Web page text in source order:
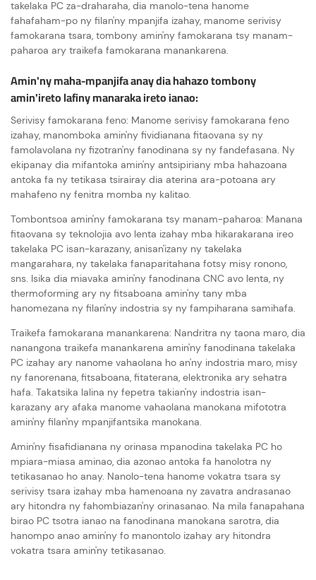
takelaka PC za-draharaha, dia manolo-tena hanome
fahafaham-po ny filan'ny mpanjifa izahay, manome serivisy
famokarana tsara, tombony amin'ny famokarana tsy manam-
paharoa ary traikefa famokarana manankarena.
Amin'ny maha-mpanjifa anay dia hahazo tombony
amin'ireto lafiny manaraka ireto ianao:
Serivisy famokarana feno: Manome serivisy famokarana feno
izahay, manomboka amin'ny fividianana fitaovana sy ny
famolavolana ny fizotran'ny fanodinana sy ny fandefasana. Ny
ekipanay dia mifantoka amin'ny antsipiriany mba hahazoana
antoka fa ny tetikasa tsirairay dia aterina ara-potoana ary
mahafeno ny fenitra momba ny kalitao.
Tombontsoa amin'ny famokarana tsy manam-paharoa: Manana
fitaovana sy teknolojia avo lenta izahay mba hikarakarana ireo
takelaka PC isan-karazany, anisan'izany ny takelaka
mangarahara, ny takelaka fanaparitahana fotsy misy ronono,
sns. Isika dia miavaka amin'ny fanodinana CNC avo lenta, ny
thermoforming ary ny fitsaboana amin'ny tany mba
hanomezana ny filan'ny indostria sy ny fampiharana samihafa.
Traikefa famokarana manankarena: Nandritra ny taona maro, dia
nanangona traikefa manankarena amin'ny fanodinana takelaka
PC izahay ary nanome vahaolana ho an'ny indostria maro, misy
ny fanorenana, fitsaboana, fitaterana, elektronika ary sehatra
hafa. Takatsika lalina ny fepetra takian'ny indostria isan-
karazany ary afaka manome vahaolana manokana mifototra
amin'ny filan'ny mpanjifantsika manokana.
Amin'ny fisafidianana ny orinasa mpanodina takelaka PC ho
mpiara-miasa aminao, dia azonao antoka fa hanolotra ny
tetikasanao ho anay. Nanolo-tena hanome vokatra tsara sy
serivisy tsara izahay mba hamenoana ny zavatra andrasanao
ary hitondra ny fahombiazan'ny orinasanao. Na mila fanapahana
birao PC tsotra ianao na fanodinana manokana sarotra, dia
hanompo anao amin'ny fo manontolo izahay ary hitondra
vokatra tsara amin'ny tetikasanao.